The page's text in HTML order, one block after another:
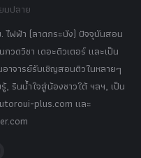
ปลาย
ไฟฟ้า (ลาดกระบัง) ปัจจุบันสอน
ดวิชา เดอะติวเตอร์ และเป็น
าจารย์รับเชิญสอนติวในหลายๆ
, รินน้ำใจสู่น้องชาวใต้ ฯลฯ, เป็น
plus.com และ